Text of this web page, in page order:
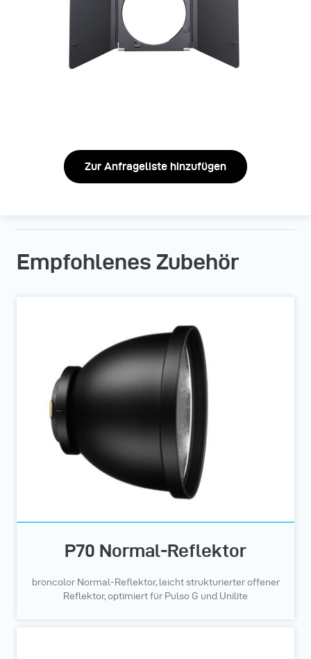
Zur Anfrageliste hinzufügen
Empfohlenes Zubehör
P70 Normal-Reflektor
broncolor Normal-Reflektor, leicht strukturierter offener
Reflektor, optimiert für Pulso G und Unilite